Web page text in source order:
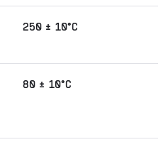
250 ± 10°C
80 ± 10°C